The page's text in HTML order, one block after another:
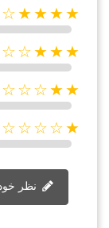
★★★★☆
★★★☆☆
★★☆☆☆
★☆☆☆☆